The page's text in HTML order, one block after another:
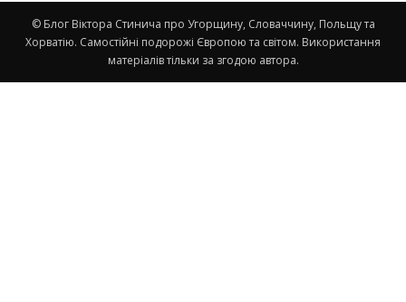
© Блог Віктора Стинича про Угорщину, Словаччину, Польщу та
Хорватію. Самостійні подорожі Європою та світом. Використання
матеріалів тільки за згодою автора.